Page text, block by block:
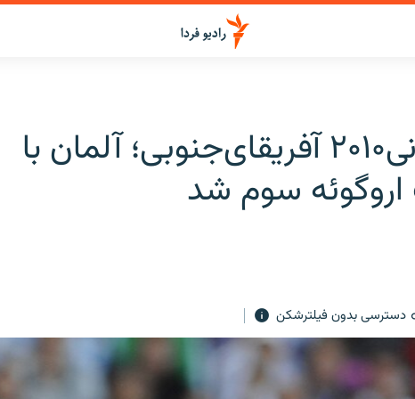
جام‌جهانی۲۰۱۰ آفريقای‌جنوبی؛ آلمان با
سوم شد
دسترسی بدون فیلترشکن